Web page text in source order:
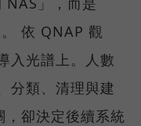
依 QNAP 觀
入光譜上。人數
分類、清理與建
卻決定後續系統